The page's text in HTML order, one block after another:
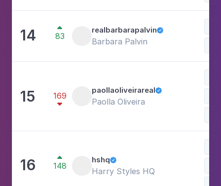
14 
83
realbarbarapalvin
Barbara Palvin
15 169

paollaoliveirareal
Paolla Oliveira
16 
148
hshq
Harry Styles HQ